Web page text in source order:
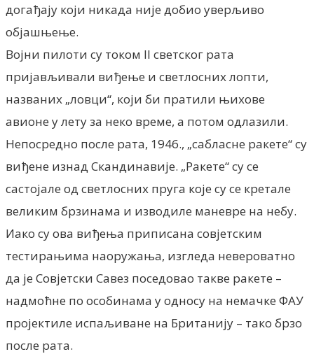
догађају који никада није добио уверљиво
објашњење.
Војни пилоти су током II светског рата
пријављивали виђење и светлосних лопти,
названих „ловци“, који би пратили њихове
авионе у лету за неко време, а потом одлазили.
Непосредно после рата, 1946., „сабласне ракете“ су
виђене изнад Скандинавије. „Ракете“ су се
састојале од светлосних пруга које су се кретале
великим брзинама и изводиле маневре на небу.
Иако су ова виђења приписана совјетским
тестирањима наоружања, изгледа невероватно
да је Совјетски Савез поседовао такве ракете –
надмоћне по особинама у односу на немачке ФАУ
пројектиле испаљиване на Британију – тако брзо
после рата.